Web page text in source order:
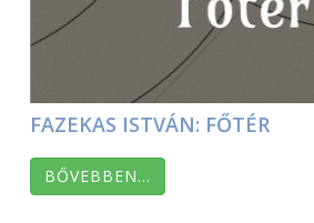
FAZEKAS ISTVÁN: FŐTÉR
BŐVEBBEN…